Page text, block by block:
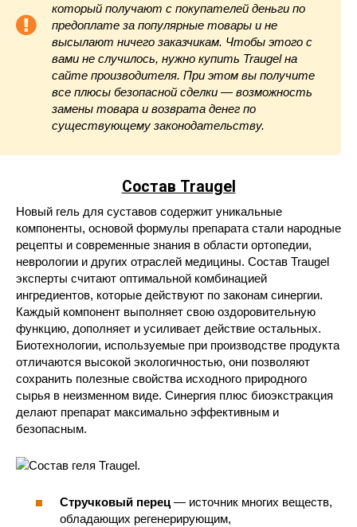
который получают с покупателей деньги по
предоплате за популярные товары и не
высылают ничего заказчикам. Чтобы этого с
вами не случилось, нужно купить Traugel на
сайте производителя. При этом вы получите
все плюсы безопасной сделки — возможность
замены товара и возврата денег по
существующему законодательству.
Состав Traugel
Новый гель для суставов содержит уникальные
компоненты, основой формулы препарата стали народные
рецепты и современные знания в области ортопедии,
неврологии и других отраслей медицины. Состав Traugel
эксперты считают оптимальной комбинацией
ингредиентов, которые действуют по законам синергии.
Каждый компонент выполняет свою оздоровительную
функцию, дополняет и усиливает действие остальных.
Биотехнологии, используемые при производстве продукта
отличаются высокой экологичностью, они позволяют
сохранить полезные свойства исходного природного
сырья в неизменном виде. Синергия плюс биоэкстракция
делают препарат максимально эффективным и
безопасным.
Стручковый перец — источник многих веществ,
обладающих регенерирующим,